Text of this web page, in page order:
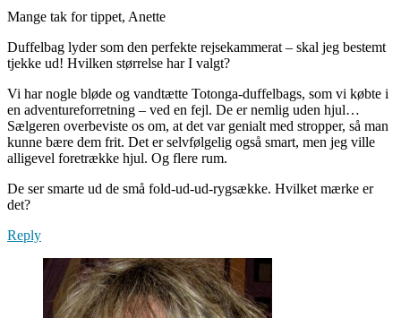
Mange tak for tippet, Anette
Duffelbag lyder som den perfekte rejsekammerat – skal jeg bestemt
tjekke ud! Hvilken størrelse har I valgt?
Vi har nogle bløde og vandtætte Totonga-duffelbags, som vi købte i
en adventureforretning – ved en fejl. De er nemlig uden hjul…
Sælgeren overbeviste os om, at det var genialt med stropper, så man
kunne bære dem frit. Det er selvfølgelig også smart, men jeg ville
alligevel foretrække hjul. Og flere rum.
De ser smarte ud de små fold-ud-ud-rygsække. Hvilket mærke er
det?
Reply